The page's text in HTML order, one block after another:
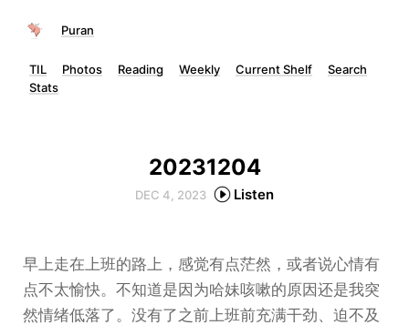
Puran
TIL Photos Reading Weekly Current Shelf
Search
Stats
20231204
DEC 4, 2023 Listen
早上走在上班的路上，感觉有点茫然，或者说心情有
点不太愉快。不知道是因为哈妹咳嗽的原因还是我突
然情绪低落了。没有了之前上班前充满干劲、迫不及